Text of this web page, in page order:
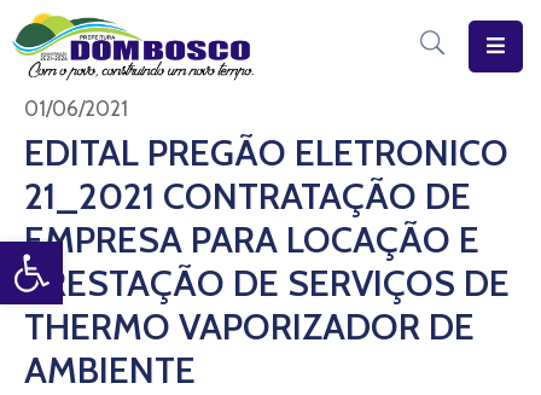
Open toolbar
Início
O
Município
Estrutura
Diário
Eletrônico
Transparência
01/06/2021
EDITAL PREGÃO ELETRONICO
21_2021 CONTRATAÇÃO DE
EMPRESA PARA LOCAÇÃO E
PRESTAÇÃO DE SERVIÇOS DE
THERMO VAPORIZADOR DE
AMBIENTE